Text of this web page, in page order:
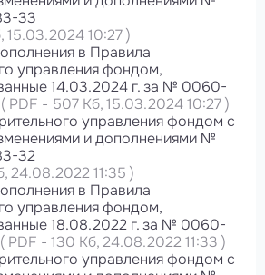
33
, 15.03.2024 10:27)
в Правила
управления фондом,
14.03.2024 г. за № 0060-
( PDF - 507 Кб, 15.03.2024 10:27)
управления фондом с
и дополнениями №
32
, 24.08.2022 11:35 )
в Правила
управления фондом,
18.08.2022 г. за № 0060-
( PDF - 130 Кб, 24.08.2022 11:33 )
управления фондом с